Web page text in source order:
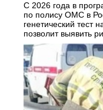
С 2026 года в
по полису ОМС в
генетический тест
позволит выявить